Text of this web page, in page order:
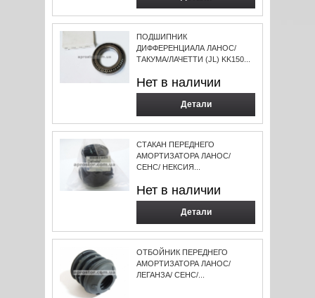
ПОДШИПНИК
ДИФФЕРЕНЦИАЛА ЛАНОС/
ТАКУМА/ЛАЧЕТТИ (JL) KK150...
Нет в наличии
Детали
СТАКАН ПЕРЕДНЕГО
АМОРТИЗАТОРА ЛАНОС/
СЕНС/ НЕКСИЯ...
Нет в наличии
Детали
ОТБОЙНИК ПЕРЕДНЕГО
АМOРТИЗАТОРА ЛАНОС/
ЛЕГАНЗА/ СЕНС/...